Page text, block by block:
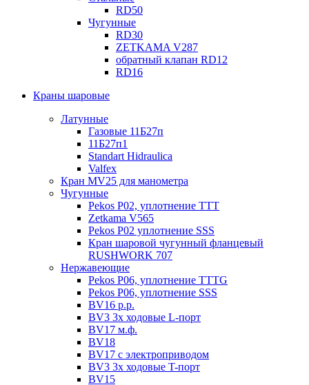
RD50
Чугунные
RD30
ZETKAMA V287
обратный клапан RD12
RD16
Краны шаровые
Латунные
Газовые 11Б27п
11Б27п1
Standart Hidraulica
Valfex
Кран MV25 для манометра
Чугунные
Pekos P02, уплотнение ТТТ
Zetkama V565
Pekos P02 уплотнение SSS
Кран шаровой чугунный фланцевый
RUSHWORK 707
Нержавеющие
Pekos P06, уплотнение ТТТG
Pekos P06, уплотнение SSS
BV16 р.р.
BV3 3х ходовые L-порт
BV17 м.ф.
BV18
BV17 с электроприводом
BV3 3х ходовые T-порт
BV15